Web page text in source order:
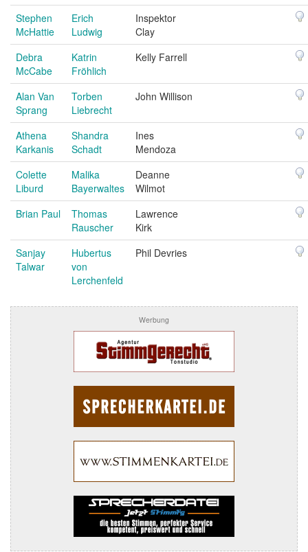
Stephen
McHattie
Erich
Ludwig
Inspektor
Clay
Debra
McCabe
Katrin
Fröhlich
Kelly Farrell
Alan Van
Sprang
Torben
Liebrecht
John Willison
Athena
Karkanis
Shandra
Schadt
Ines
Mendoza
Colette
Liburd
Malika
Bayerwaltes
Deanne
Wilmot
Brian Paul
Thomas
Rauscher
Lawrence
Kirk
Sanjay
Talwar
Hubertus
von
Lerchenfeld
Phil Devries
Werbung